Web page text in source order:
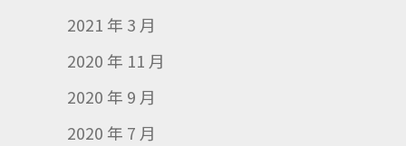
2021 年 3 月
2020 年 11 月
2020 年 9 月
2020 年 7 月